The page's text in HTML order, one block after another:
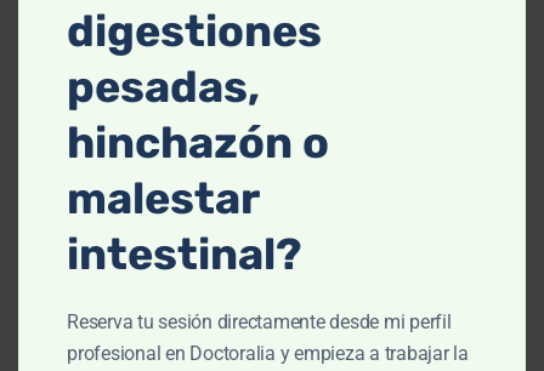
pesados.
Sistema nervioso en sobrecarga.
A partir de ahí se diseña un plan con:
Ajustes alimentarios.
Regulación de flora y mucosa.
Apoyo a hígado y riñones.
Trabajo sobre el estrés.
digestiones
pesadas,
hinchazón o
malestar
intestinal?
Reserva tu sesión directamente desde mi perfil
profesional en Doctoralia y empieza a trabajar la